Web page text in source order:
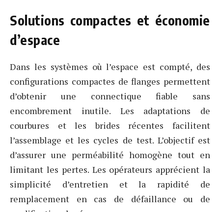
Solutions compactes et économie
d’espace
Dans les systèmes où l’espace est compté, des
configurations compactes de flanges permettent
d’obtenir une connectique fiable sans
encombrement inutile. Les adaptations de
courbures et les brides récentes facilitent
l’assemblage et les cycles de test. L’objectif est
d’assurer une perméabilité homogène tout en
limitant les pertes. Les opérateurs apprécient la
simplicité d’entretien et la rapidité de
remplacement en cas de défaillance ou de